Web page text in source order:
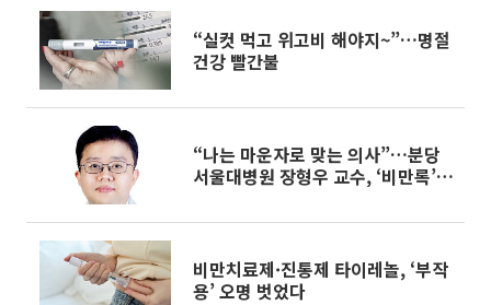
“실컷 먹고 위고비 해야지~”…명절
건강 빨간불
“나는 마운자로 맞는 의사”…분당
서울대병원 장형우 교수, ‘비만록’
비만치료제·진통제 타이레놀, ‘부작
용’ 오명 벗었다